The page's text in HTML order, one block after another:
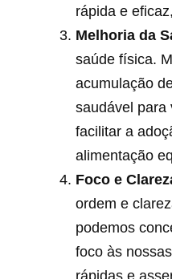
rápida e
Melhoria da
saúde física.
acumulação
saudável para
facilitar a
alimentação
Foco e
ordem e
podemos
foco às